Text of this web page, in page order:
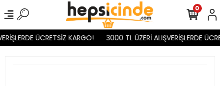
ÜCRETSİZ KARGO! 3000 TL ÜZERİ ALIŞVERİŞLERDE
0